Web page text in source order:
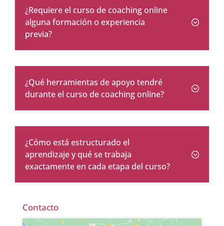
¿Requiere el curso de coaching online
alguna formación o experiencia
previa?
¿Qué herramientas de apoyo tendré
durante el curso de coaching online?
¿Cómo está estructurado el
aprendizaje y qué se trabaja
exactamente en cada etapa del curso?
Contacto